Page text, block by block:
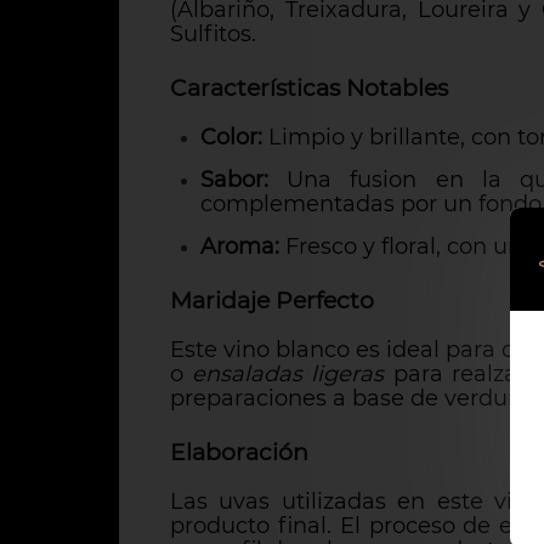
(Albariño, Treixadura, Loureira
Sulfitos.
Características Notables
Color: Limpio y brillante, con
Sabor: Una fusion en la
complementadas por un
Aroma: Fresco y floral, con un
Maridaje Perfecto
Este vino blanco es ideal para
o ensaladas ligeraspara realzar
preparaciones a base de
Elaboración
Las uvas utilizadas en este
producto final. El proceso de